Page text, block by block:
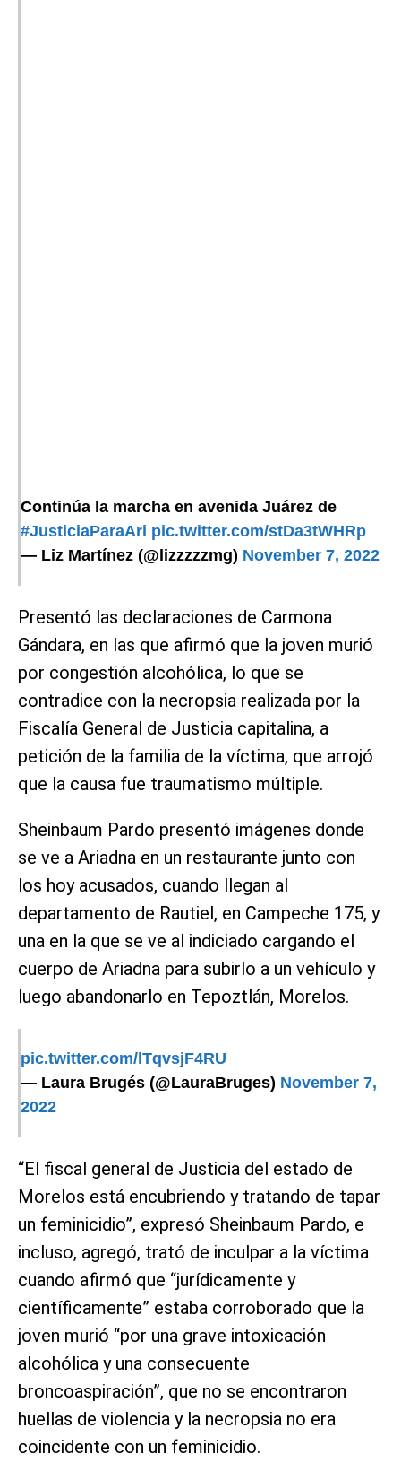
Continúa la marcha en avenida Juárez de
#JusticiaParaAri pic.twitter.com/stDa3tWHRp
— Liz Martínez (@lizzzzzmg) November 7, 2022
Presentó las declaraciones de Carmona
Gándara, en las que afirmó que la joven murió
por congestión alcohólica, lo que se
contradice con la necropsia realizada por la
Fiscalía General de Justicia capitalina, a
petición de la familia de la víctima, que arrojó
que la causa fue traumatismo múltiple.
Sheinbaum Pardo presentó imágenes donde
se ve a Ariadna en un restaurante junto con
los hoy acusados, cuando llegan al
departamento de Rautiel, en Campeche 175, y
una en la que se ve al indiciado cargando el
cuerpo de Ariadna para subirlo a un vehículo y
luego abandonarlo en Tepoztlán, Morelos.
pic.twitter.com/lTqvsjF4RU
— Laura Brugés (@LauraBruges) November 7,
2022
“El fiscal general de Justicia del estado de
Morelos está encubriendo y tratando de tapar
un feminicidio”, expresó Sheinbaum Pardo, e
incluso, agregó, trató de inculpar a la víctima
cuando afirmó que “jurídicamente y
científicamente” estaba corroborado que la
joven murió “por una grave intoxicación
alcohólica y una consecuente
broncoaspiración”, que no se encontraron
huellas de violencia y la necropsia no era
coincidente con un feminicidio.